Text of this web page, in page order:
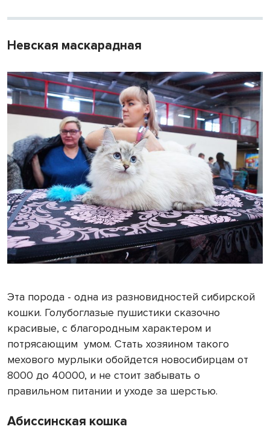
Невская маскарадная
Эта порода - одна из разновидностей сибирской
кошки. Голубоглазые пушистики сказочно
красивые, с благородным характером и
потрясающим умом. Стать хозяином такого
мехового мурлыки обойдется новосибирцам от
8000 до 40000, и не стоит забывать о
правильном питании и уходе за шерстью.
Абиссинская кошка